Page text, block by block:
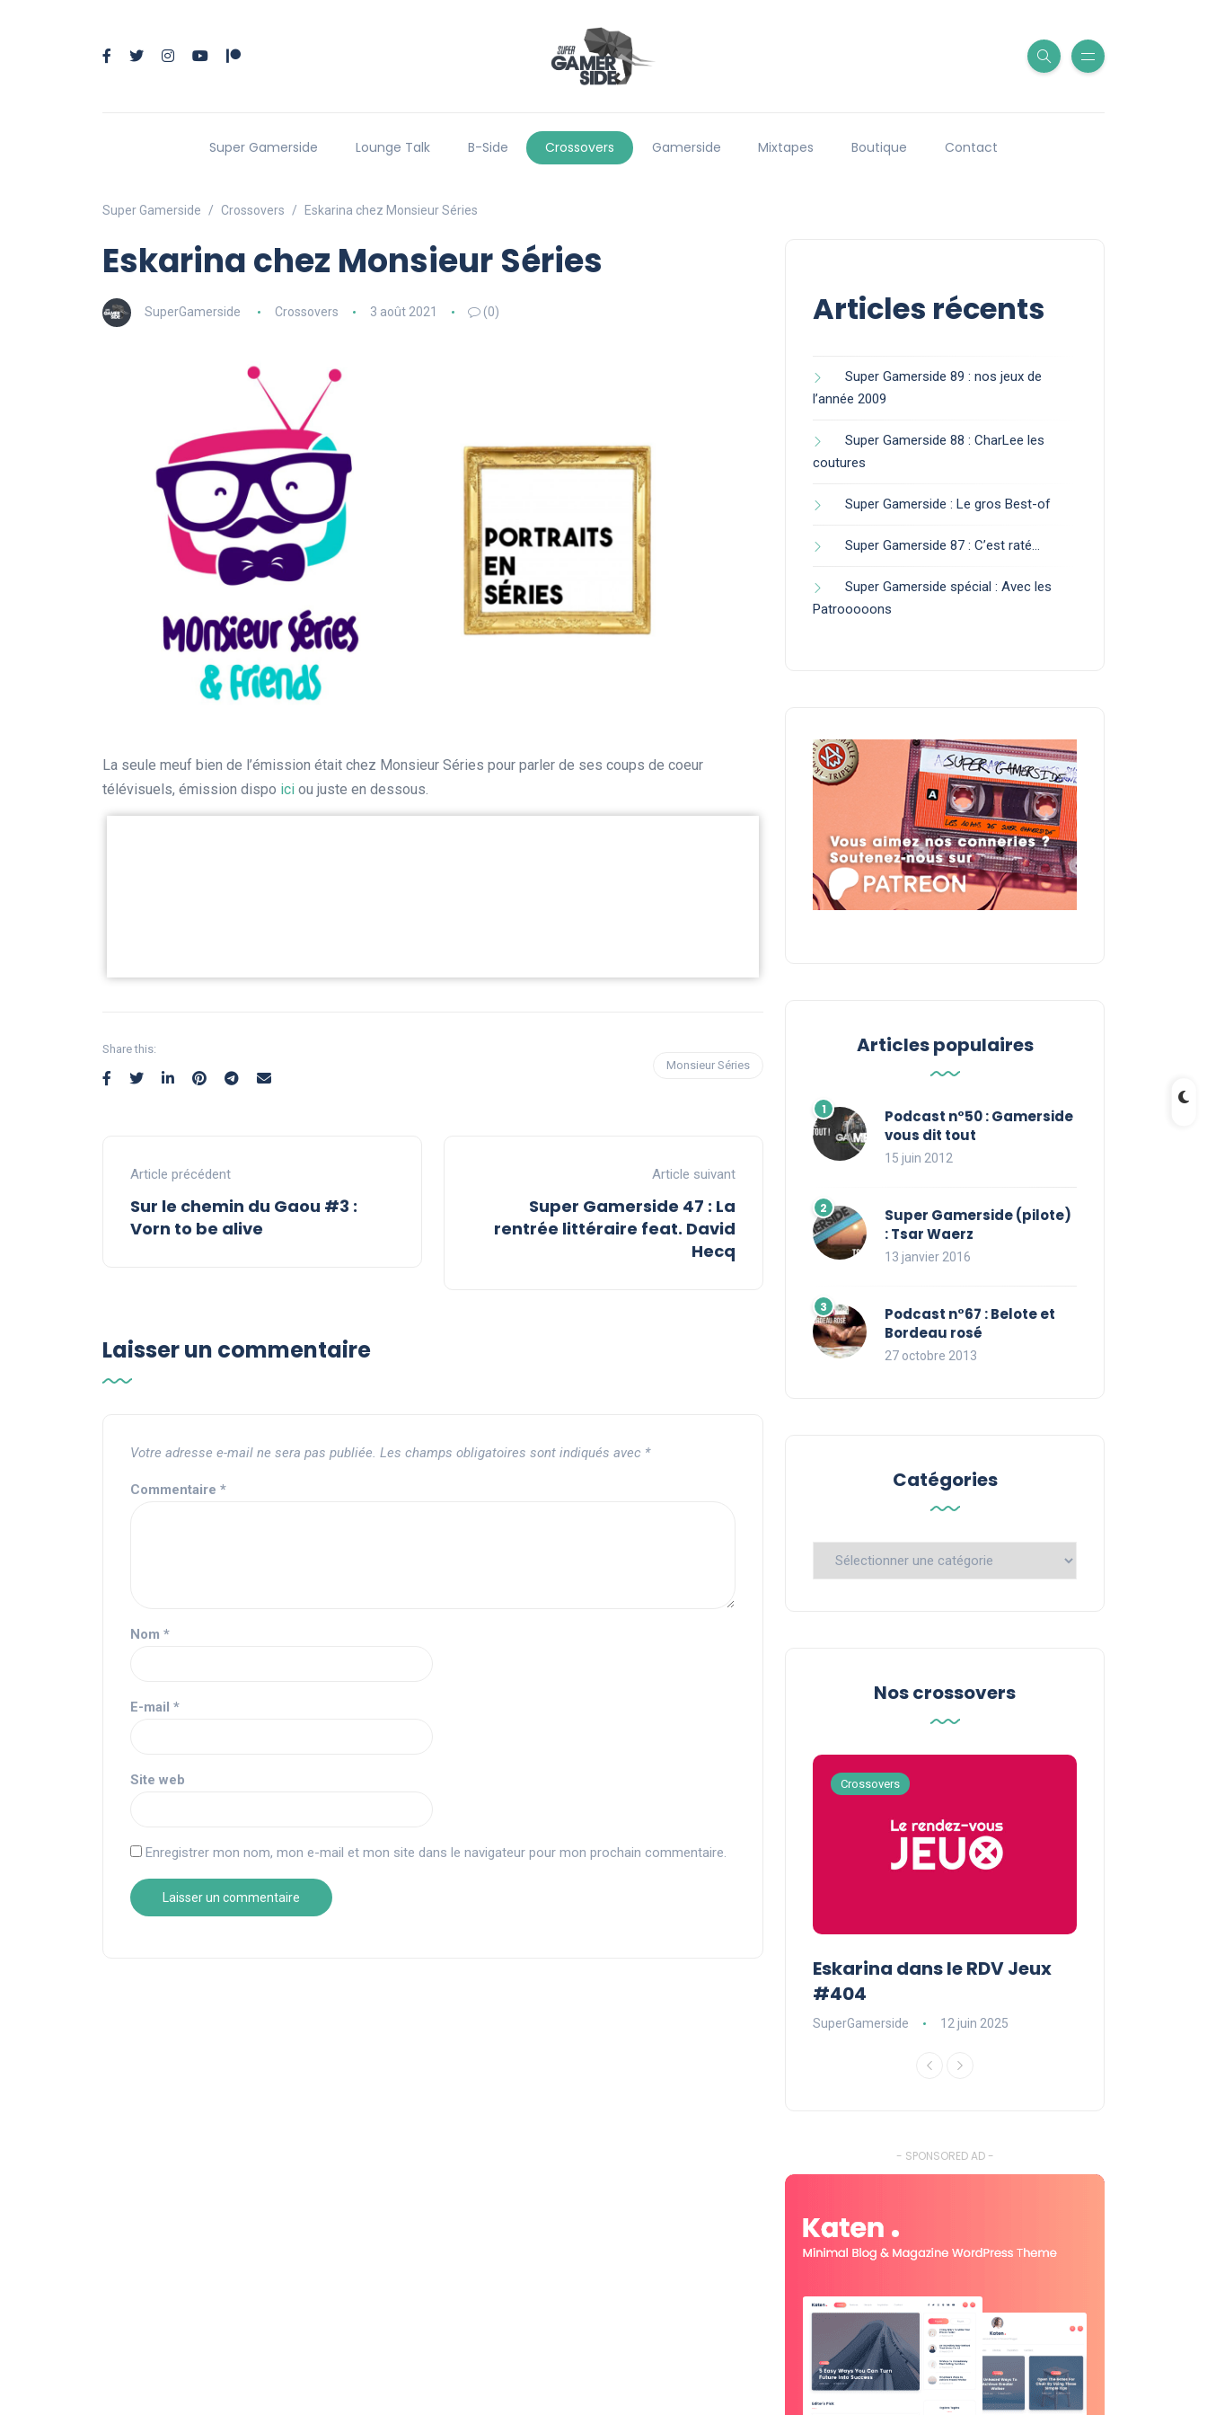
Super Gamerside Lounge Talk B-Side Crossovers Gamerside Mixtapes Boutique Contact
Super Gamerside Crossovers Eskarina chez Monsieur Séries
Eskarina chez Monsieur Séries
SuperGamerside Crossovers 3 août 2021 (0)
La seule meuf bien de l’émission était chez Monsieur Séries pour parler de ses coups de coeur
télévisuels, émission dispo ici ou juste en dessous.
Share this:
Monsieur Séries
Article précédent
Sur le chemin du Gaou #3 :
Vorn to be alive
Article suivant
Super Gamerside 47 : La
rentrée littéraire feat. David
Hecq
Laisser un commentaire
Votre adresse e-mail ne sera pas publiée. Les champs obligatoires sont indiqués avec *
Commentaire *
Nom *
E-mail *
Site web
Enregistrer mon nom, mon e-mail et mon site dans le navigateur pour mon prochain commentaire.
Articles récents
Super Gamerside 89 : nos jeux de
l’année 2009
Super Gamerside 88 : CharLee les
coutures
Super Gamerside : Le gros Best-of
Super Gamerside 87 : C’est raté…
Super Gamerside spécial : Avec les
Patrooooons
Articles populaires
Podcast n°50 : Gamerside
vous dit tout
15 juin 2012
Super Gamerside (pilote)
: Tsar Waerz
13 janvier 2016
Podcast n°67 : Belote et
Bordeau rosé
27 octobre 2013
Catégories
Catégories
Nos crossovers
Crossovers
Eskarina dans le RDV Jeux
#404
SuperGamerside 12 juin 2025
- SPONSORED AD -